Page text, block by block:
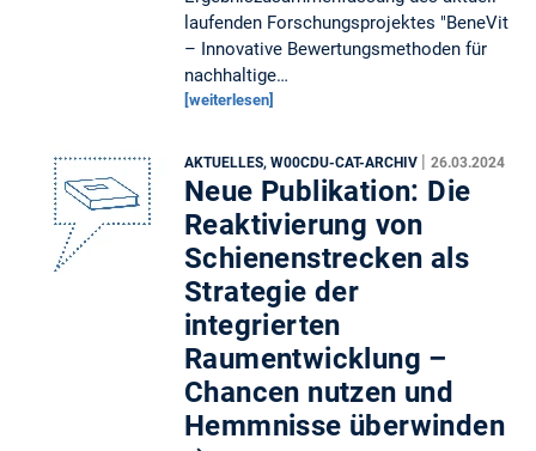
laufenden Forschungsprojektes "BeneVit
– Innovative Bewertungsmethoden für
nachhaltige…
[weiterlesen]
AKTUELLES, W00CDU-CAT-ARCHIV | 26.03.2024
Neue Publikation: Die
Reaktivierung von
Schienenstrecken als
Strategie der
integrierten
Raumentwicklung –
Chancen nutzen und
Hemmnisse überwinden